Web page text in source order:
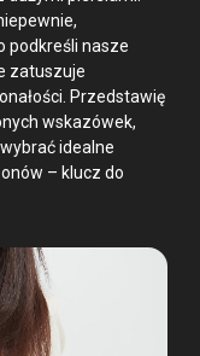
podkreśli nasze
zatuszuje
Przedstawię
wskazówek,
idealne
– klucz do